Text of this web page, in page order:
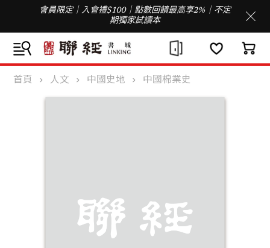
會員限定｜入會禮$100｜點數回饋最高享2%｜不定
期獨家試讀本
首頁 人文 中國史地 中國棉業史